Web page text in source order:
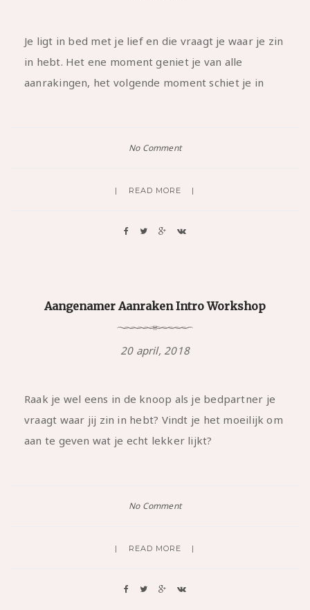
Je ligt in bed met je lief en die vraagt je waar je zin
in hebt. Het ene moment geniet je van alle
aanrakingen, het volgende moment schiet je in
No Comment
READ MORE
Aangenamer Aanraken Intro Workshop
20 april, 2018
Raak je wel eens in de knoop als je bedpartner je
vraagt waar jij zin in hebt? Vindt je het moeilijk om
aan te geven wat je echt lekker lijkt?
No Comment
READ MORE